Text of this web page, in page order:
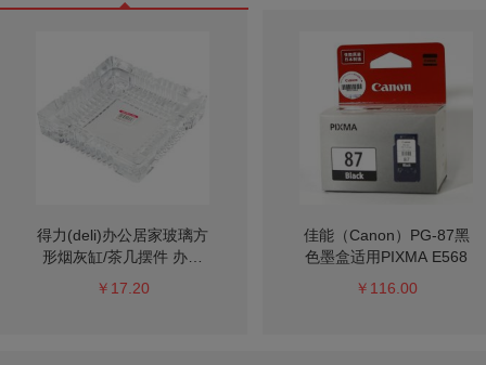
得力(deli)办公居家玻璃方
形烟灰缸/茶几摆件 办公
￥17.20
佳能（Canon）PG-87黑
色墨盒适用PIXMA E568
￥116.00